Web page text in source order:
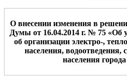
О внесении изменения в
Думы от 16.04.2014 г. № 75 «Об
об организации электро-,
населения,
населения